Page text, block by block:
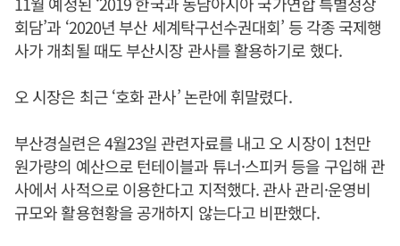
회담’과 ‘2020년 부산 세계탁구선수권대회’ 등 각종 국제행
사가 개최될 때도 부산시장 관사를 활용하기로 했다.
오 시장은 최근 ‘호화 관사’ 논란에 휘말렸다.
부산경실련은 4월23일 관련자료를 내고 오 시장이 1천만
원가량의 예산으로 턴테이블과 튜너·스피커 등을 구입해 관
사에서 사적으로 이용한다고 지적했다. 관사 관리·운영비
규모와 활용현황을 공개하지 않는다고 비판했다.